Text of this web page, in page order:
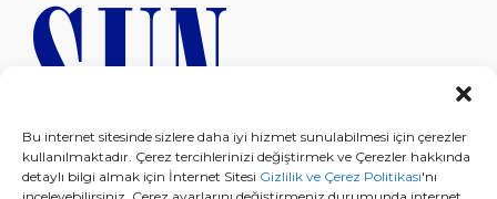
Bu internet sitesinde sizlere daha iyi hizmet sunulabilmesi için çerezler
kullanılmaktadır. Çerez tercihlerinizi değiştirmek ve Çerezler hakkında
detaylı bilgi almak için İnternet Sitesi Gizlilik ve Çerez Politikası'nı